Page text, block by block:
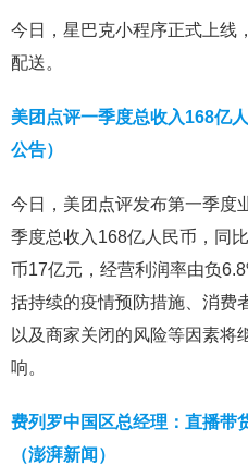
今日，星巴克小程序正式上线
配送。
美团点评一季度总收入168亿
公告）
今日，美团点评发布第一季度
季度总收入168亿人民币，同
币17亿元，经营利润率由负
括持续的疫情预防措施、消费
以及商家关闭的风险等因素将
响。
费列罗中国区总经理：直播带
（澎湃新闻）